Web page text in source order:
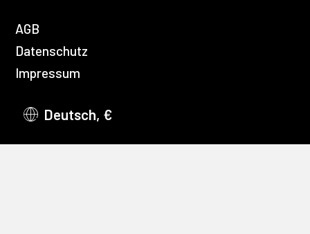
AGB
Datenschutz
Impressum
Deutsch, €